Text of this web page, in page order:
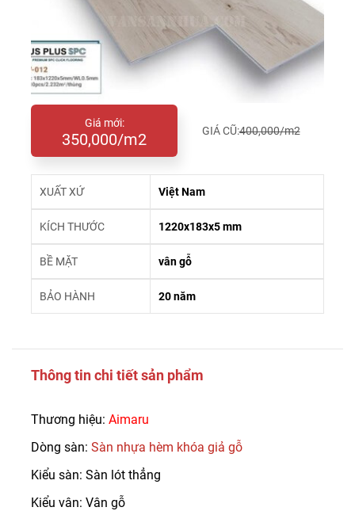
Giá mới:
350,000/m2 GIÁ CŨ:400,000/m2
XUẤT XỨ Việt Nam
KÍCH THƯỚC 1220x183x5 mm
BỀ MẶT vân gỗ
BẢO HÀNH 20 năm
Thông tin chi tiết sản phẩm
Thương hiệu: Aimaru
Dòng sàn: Sàn nhựa hèm khóa giả gỗ
Kiểu sàn: Sàn lót thẳng
Kiểu vân: Vân gỗ